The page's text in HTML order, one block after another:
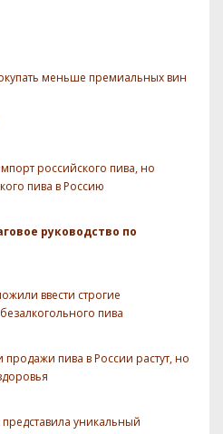
меньше премиальных вин
российского пива, но
пива в Россию
руководство по
ввести строгие
пива
продажи пива в России растут, но
уникальный